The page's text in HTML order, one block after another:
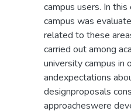
campus users. In
campus was
related to these
carried out among
university campus in
andexpectations
designproposals
approacheswere